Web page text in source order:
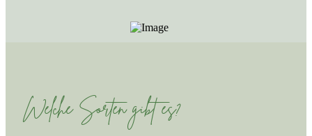
Welche Sorten gibt es?